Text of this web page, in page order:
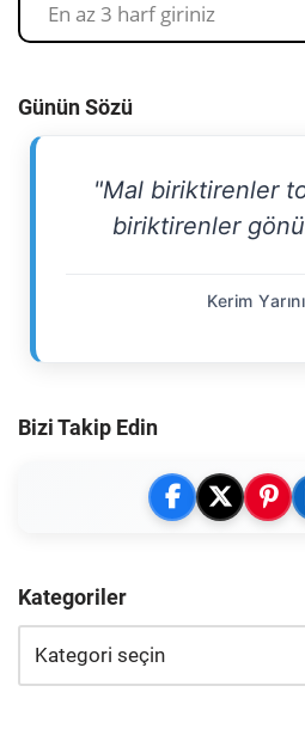
Günün Sözü
"Mal biriktirenler
biriktirenler
Kerim
Bizi Takip Edin
Kategoriler